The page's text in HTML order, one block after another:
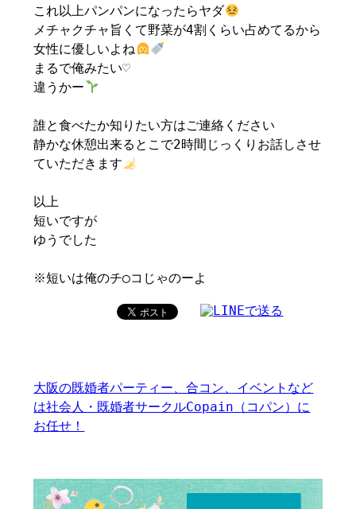
これ以上パンパンになったらヤダ
メチャクチャ旨くて野菜が4割くらい占めてるから
女性に優しいよね
まるで俺みたい♡
違うかー
誰と食べたか知りたい方はご連絡ください
静かな休憩出来るとこで2時間じっくりお話しさせ
ていただきます
以上
短いですが
ゆうでした
※短いは俺のチ◯コじゃのーよ
大阪の既婚者パーティー、合コン、イベントなど
は社会人・既婚者サークルCopain（コパン）に
お任せ！